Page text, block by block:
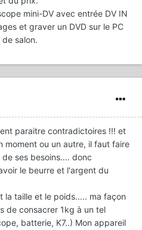
mini-DV avec entrée DV IN
et graver un DVD sur le PC
salon.
paraitre contradictoires !!! et
moment ou un autre, il faut faire
ses besoins.... donc
le beurre et l'argent du
la taille et le poids..... ma façon
de consacrer 1kg à un tel
batterie, K7..) Mon appareil